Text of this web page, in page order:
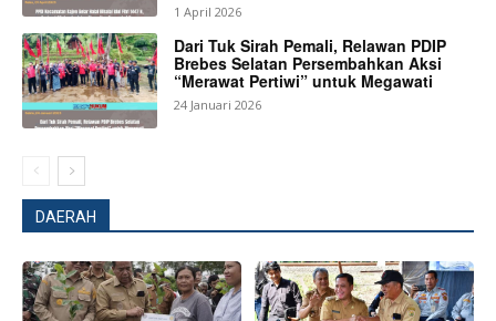
1 April 2026
Dari Tuk Sirah Pemali, Relawan PDIP
Brebes Selatan Persembahkan Aksi
“Merawat Pertiwi” untuk Megawati
24 Januari 2026
DAERAH